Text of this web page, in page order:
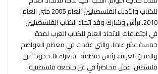
للكتاب والأدباء الفلسطينيين العام 2005 حتى العام
2010. ترأس وشارك وفد اتحاد الكتاب الفلسطينيين
في اجتماعات الاتحاد العام للكتاب العرب لمدة
خمسة عشر عاما، والتي عقدت في معظم العواصم
والمدن العربية. رئيس منظمة "شعراء بلا حدود" في
فلسطين. عمل محاضراً في غير جامعة فلسطينية.